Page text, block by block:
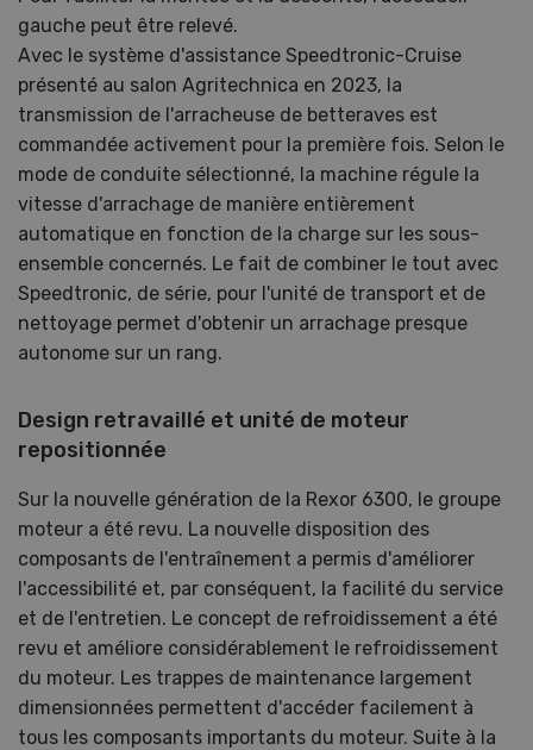
gauche peut être relevé.
Avec le système d'assistance Speedtronic-Cruise
présenté au salon Agritechnica en 2023, la
transmission de l'arracheuse de betteraves est
commandée activement pour la première fois. Selon le
mode de conduite sélectionné, la machine régule la
vitesse d'arrachage de manière entièrement
automatique en fonction de la charge sur les sous-
ensemble concernés. Le fait de combiner le tout avec
Speedtronic, de série, pour l'unité de transport et de
nettoyage permet d'obtenir un arrachage presque
autonome sur un rang.
Design retravaillé et unité de moteur
repositionnée
Sur la nouvelle génération de la Rexor 6300, le groupe
moteur a été revu. La nouvelle disposition des
composants de l'entraînement a permis d'améliorer
l'accessibilité et, par conséquent, la facilité du service
et de l'entretien. Le concept de refroidissement a été
revu et améliore considérablement le refroidissement
du moteur. Les trappes de maintenance largement
dimensionnées permettent d'accéder facilement à
tous les composants importants du moteur. Suite à la